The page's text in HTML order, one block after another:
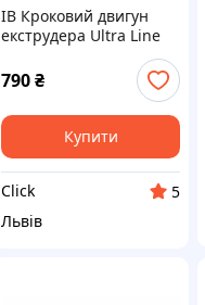
ІВ Кроковий двигун
екструдера Ultra Line
принтера Creality K1
надійний двигун для
пода ЕMN_PS
790₴
Купити
Click
5
Львів